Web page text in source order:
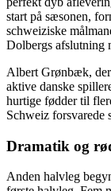
start på sæsonen,
schweiziske
Dolbergs afslutning
Albert Grønbæk,
aktive danske
hurtige fødder til
Schweiz forsvarede
Dramatik og
Anden halvleg